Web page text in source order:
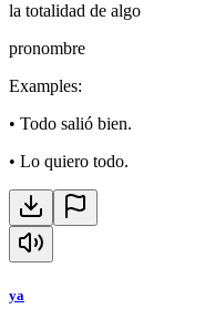
la totalidad de algo
pronombre
Examples:
• Todo salió bien.
• Lo quiero todo.
ya